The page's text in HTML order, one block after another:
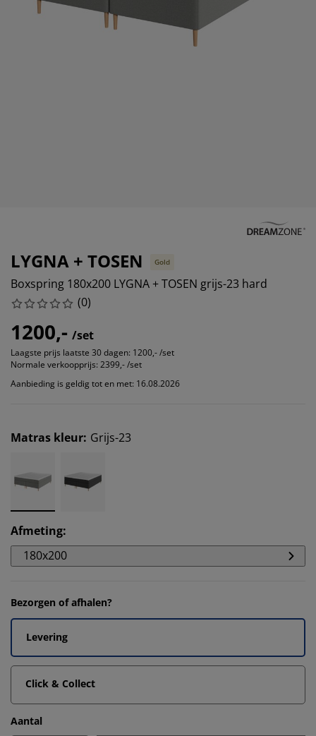
en accessoires
LYGNA + TOSEN Gold
Boxspring 180x200 LYGNA + TOSEN grijs-23 hard
(0)
1200,- /set
Laagste prijs laatste 30 dagen: 1200,- /set
Normale verkoopprijs: 2399,- /set
Aanbieding is geldig tot en met: 16.08.2026
Matras kleur: Grijs-23
Afmeting:
180x200
Bezorgen of afhalen?
Levering
Click & Collect
Aantal